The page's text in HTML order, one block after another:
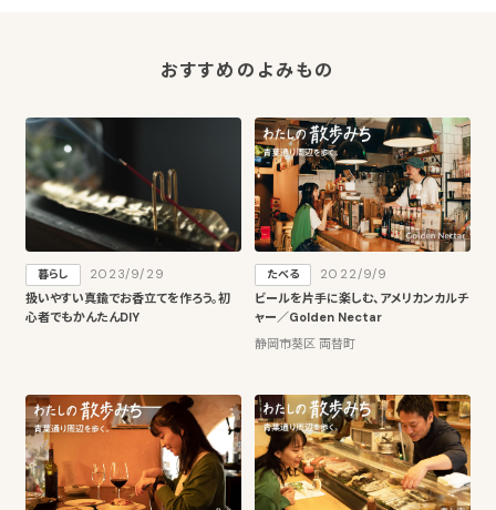
おすすめのよみもの
暮らし
2023/9/29
扱いやすい真鍮でお香立てを作ろう。初
心者でもかんたんDIY
たべる
2022/9/9
ビールを片手に楽しむ、アメリカンカルチ
ャー／Golden Nectar
静岡市葵区 両替町